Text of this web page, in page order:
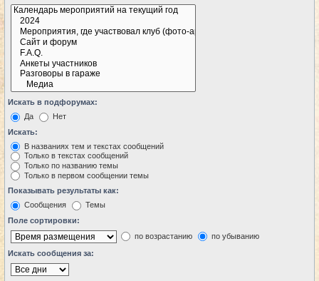
Искать в подфорумах:
Да
Нет
Искать:
В названиях тем и текстах сообщений
Только в текстах сообщений
Только по названию темы
Только в первом сообщении темы
Показывать результаты как:
Сообщения
Темы
Поле сортировки:
по возрастанию
по убыванию
Искать сообщения за: